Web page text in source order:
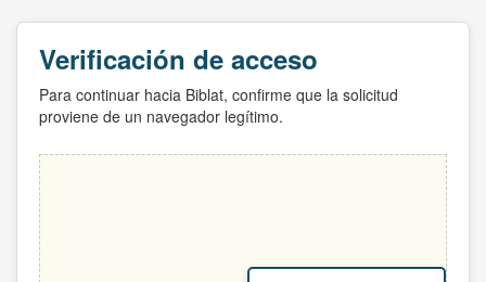
Verificación de acceso
Para continuar hacia Biblat, confirme que la solicitud
proviene de un navegador legítimo.